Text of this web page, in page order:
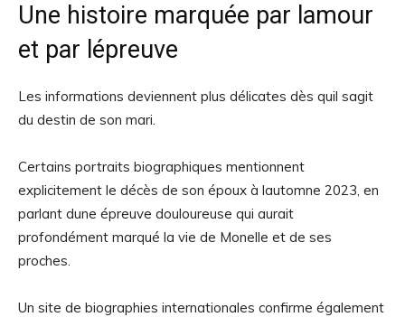
Une histoire marquée par lamour
et par lépreuve
Les informations deviennent plus délicates dès quil sagit
du destin de son mari.
Certains portraits biographiques mentionnent
explicitement le décès de son époux à lautomne 2023, en
parlant dune épreuve douloureuse qui aurait
profondément marqué la vie de Monelle et de ses
proches.
Un site de biographies internationales confirme également